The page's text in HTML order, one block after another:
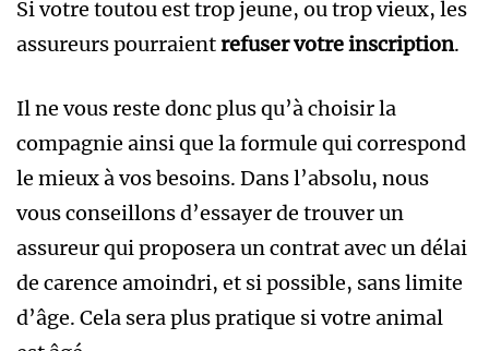
Si votre toutou est trop jeune, ou trop vieux, les
assureurs pourraientrefuser votre inscription.
Il ne vous reste donc plus qu’à choisir la
compagnie ainsi que la formule qui correspond
le mieux à vos besoins. Dans l’absolu, nous
vous conseillons d’essayer de trouver un
assureur qui proposera un contrat avec un délai
de carence amoindri, et si possible, sans limite
d’âge. Cela sera plus pratique si votre animal